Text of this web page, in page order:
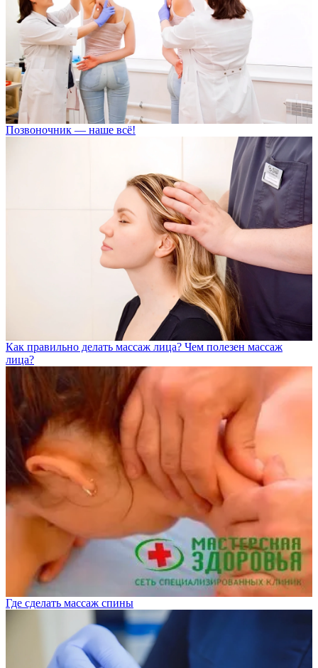
Позвоночник — наше всё!
Как правильно делать массаж лица? Чем полезен массаж
лица?
Где сделать массаж спины